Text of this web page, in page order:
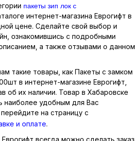
пакеты зип лок с
интернет-магазина Еврогифт в
цене. Сделайте свой выбор и
ознакомившись с подробными
а также отзывами о данном
такие товары, как Пакеты с замком
в интернет-магазине Еврогифт,
об их наличии. Товар в Хабаровске
наиболее удобным для Вас
на страницу с
и оплате.
всегда можно сделать заказ